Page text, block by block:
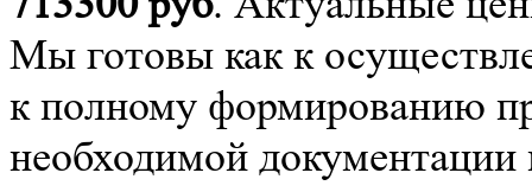
Мы готовы как к
к полному формированию
необходимой